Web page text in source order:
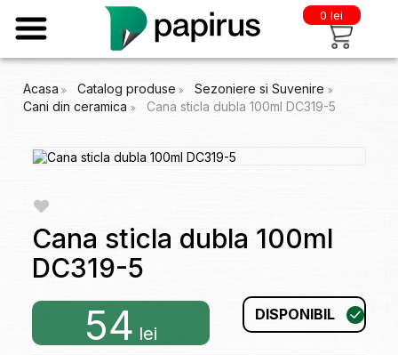
0 lei
Acasa Catalog produse
Sezoniere si Suvenire
Cani din ceramica
Cana sticla dubla 100ml DC319-5
Cana sticla dubla 100ml
DC319-5
54 lei
DISPONIBIL